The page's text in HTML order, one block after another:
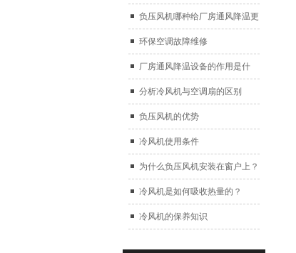
负压风机哪种给厂房通风降温更
好？
环保空调故障维修
厂房通风降温设备的作用是什
么？
分析冷风机与空调扇的区别
负压风机的优势
冷风机使用条件
为什么负压风机安装在窗户上？
冷风机是如何吸收热量的？
冷风机的保养知识